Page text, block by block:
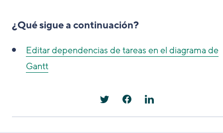
¿Qué sigue a continuación?
Editar dependencias de tareas en el diagrama de
Gantt